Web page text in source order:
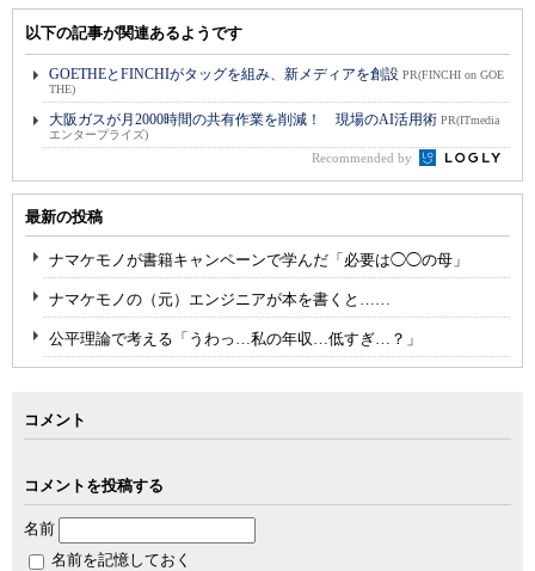
以下の記事が関連あるようです
GOETHEとFINCHIがタッグを組み、新メディアを創設 PR(FINCHI on GOE
THE)
大阪ガスが月2000時間の共有作業を削減！ 現場のAI活用術 PR(ITmedia
エンタープライズ)
Recommended by
最新の投稿
ナマケモノが書籍キャンペーンで学んだ「必要は◯◯の母」
ナマケモノの（元）エンジニアが本を書くと……
公平理論で考える「うわっ…私の年収…低すぎ…？」
コメント
コメントを投稿する
名前
名前を記憶しておく